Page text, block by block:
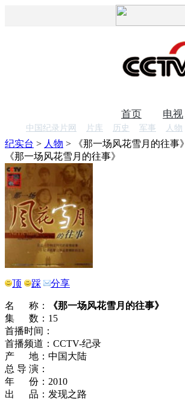
首页 电视
中国纪录片网 片库 历史 军事 人物
纪实台 > 人物 >
《那一场风花雪月的往事》
《那一场风花雪月的往事》
顶 踩 分享
名 称：
《那一场风花雪月的往事》
集 数：15
首播时间：
首播频道：CCTV-纪录
产 地：中国大陆
总 导 演：
年 份：2010
出 品：发现之路